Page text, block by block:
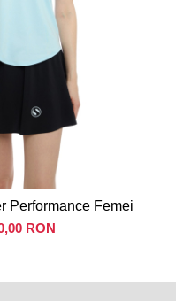
Performance Femei
RON